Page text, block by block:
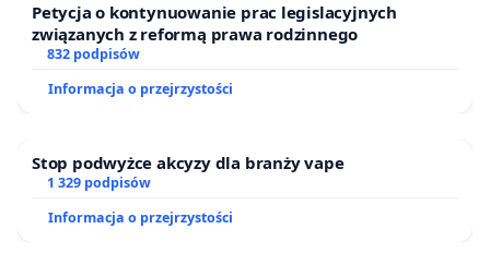
Petycja o kontynuowanie prac legislacyjnych
związanych z reformą prawa rodzinnego
832 podpisów
Informacja o przejrzystości
Stop podwyżce akcyzy dla branży vape
1 329 podpisów
Informacja o przejrzystości